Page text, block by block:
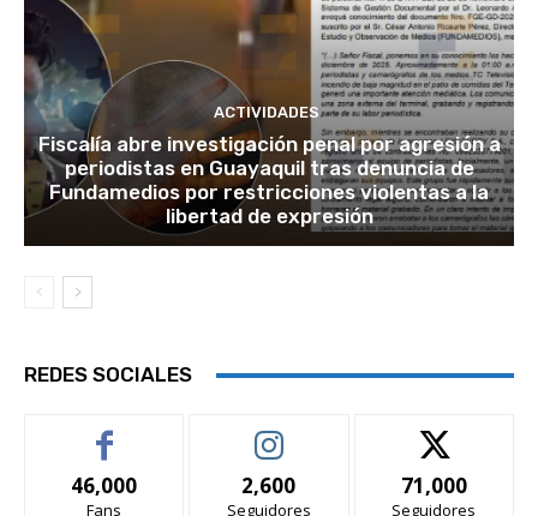
ACTIVIDADES
Fiscalía abre investigación penal por agresión a
periodistas en Guayaquil tras denuncia de
Fundamedios por restricciones violentas a la
libertad de expresión
REDES SOCIALES
46,000
Fans
2,600
Seguidores
71,000
Seguidores